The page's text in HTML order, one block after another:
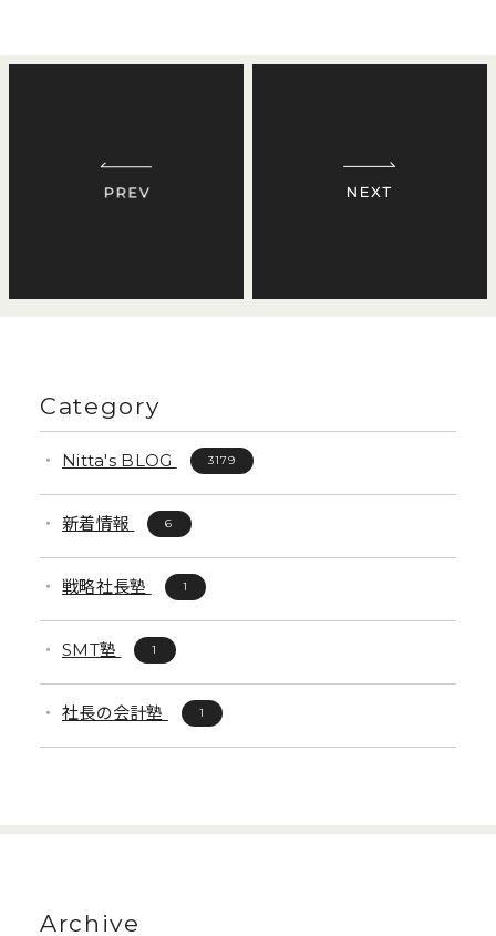
Category
Nitta's BLOG 3179
新着情報 6
戦略社長塾 1
SMT塾 1
社長の会計塾 1
Archive